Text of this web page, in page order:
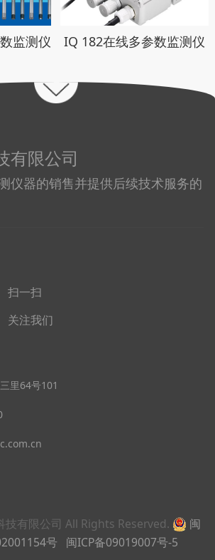
监测仪 IQ 182在线多参数监测仪
有限公司
仪器的销售并提供后续技术服务的
扫一扫
关注我们
里64号101
有限公司 All Rights Reserved.
闽
号
闽ICP备09019007号-5